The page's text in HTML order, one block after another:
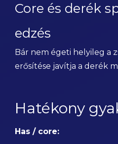
Core és derék
edzés
Bár nem égeti helyileg a
erősítése javítja a derék
Hatékony
Has / core: